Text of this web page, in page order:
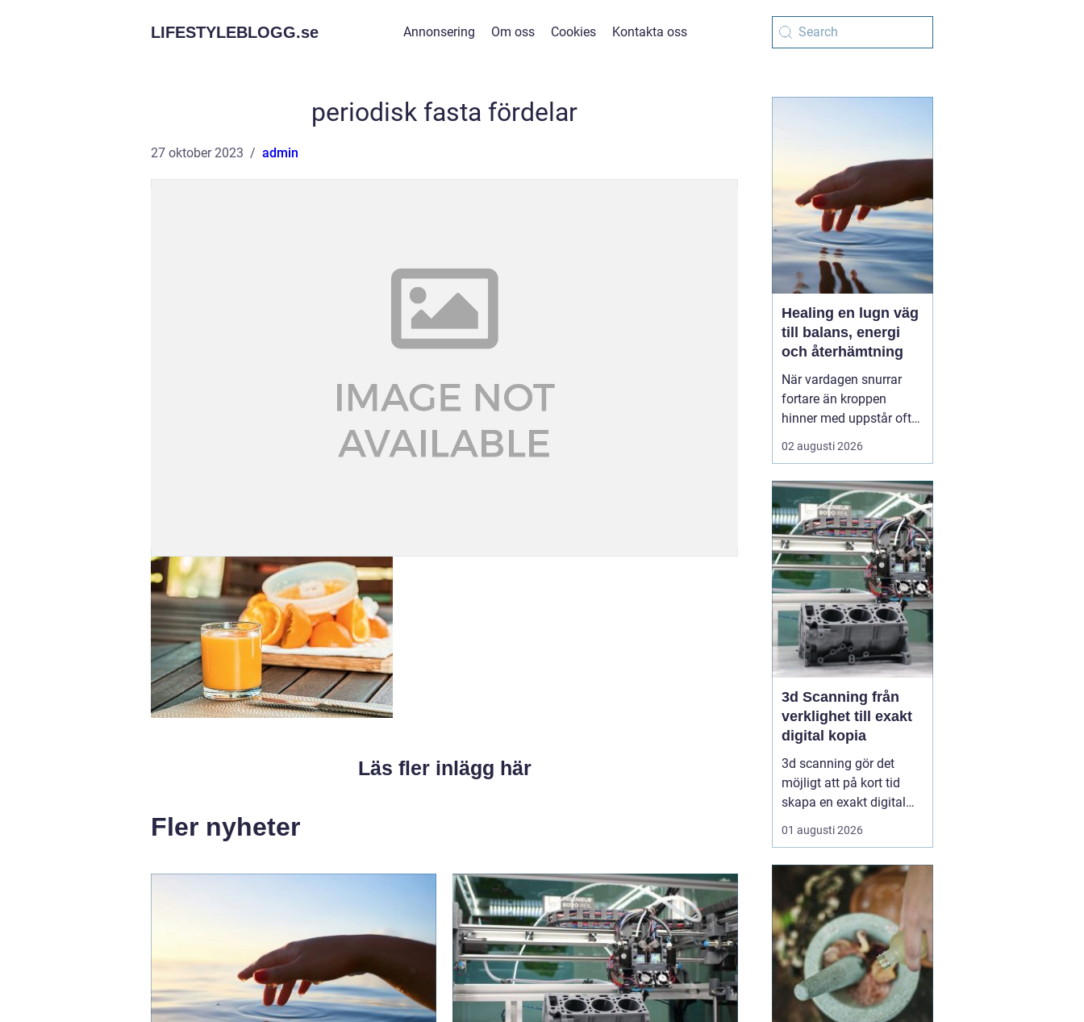
LIFESTYLEBLOGG.se Annonsering Om oss Cookies Kontakta oss
periodisk fasta fördelar
27 oktober 2023 admin
Läs fler inlägg här
Fler nyheter
Healing en lugn väg
till balans, energi
och återhämtning
När vardagen snurrar
fortare än kroppen
hinner med uppstår ofta
spänningar, oro och
trötthet som inte går att
Många börjar då söka
efter metoder som kan
skapa lugn på djupet,
inte bara i tankarna utan
också i kroppen. I den
sökn...
02 augusti 2026
3d Scanning från
verklighet till exakt
digital kopia
3d scanning gör det
möjligt att på kort tid
skapa en exakt digital
kopia av nästan vad
som helst: en liten detalj,
eller en hel fabrik.
Tekniken används i dag
inom industri, bygg,
fastigheter, kulturarv och
infrastruktur för at...
01 augusti 2026